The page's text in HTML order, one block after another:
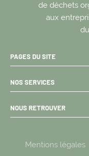
de déchets
aux
PAGES DU SITE
NOS SERVICES
NOUS RETROUVER
Mentions légales